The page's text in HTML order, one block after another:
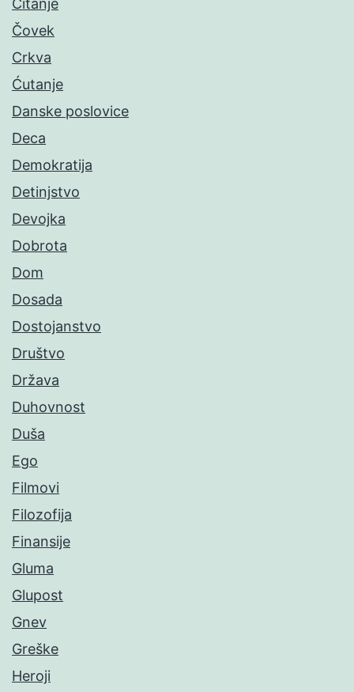
Čitanje
Čovek
Crkva
Ćutanje
Danske poslovice
Deca
Demokratija
Detinjstvo
Devojka
Dobrota
Dom
Dosada
Dostojanstvo
Društvo
Država
Duhovnost
Duša
Ego
Filmovi
Filozofija
Finansije
Gluma
Glupost
Gnev
Greške
Heroji